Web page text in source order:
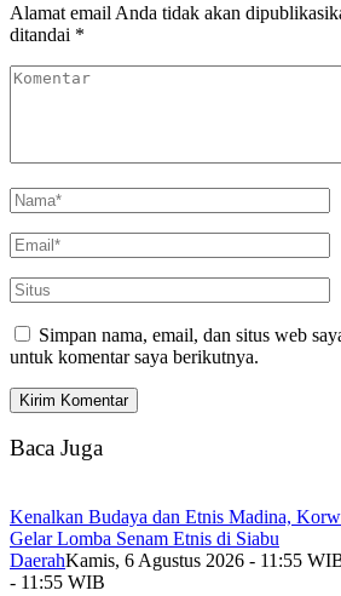
Alamat email Anda tidak akan
ditandai *
Simpan nama, email, dan situs web
untuk komentar saya berikutnya.
Baca Juga
Kenalkan Budaya dan Etnis Madina,
Gelar Lomba Senam Etnis di Siabu
DaerahKamis, 6 Agustus 2026 - 11:55
- 11:55 WIB